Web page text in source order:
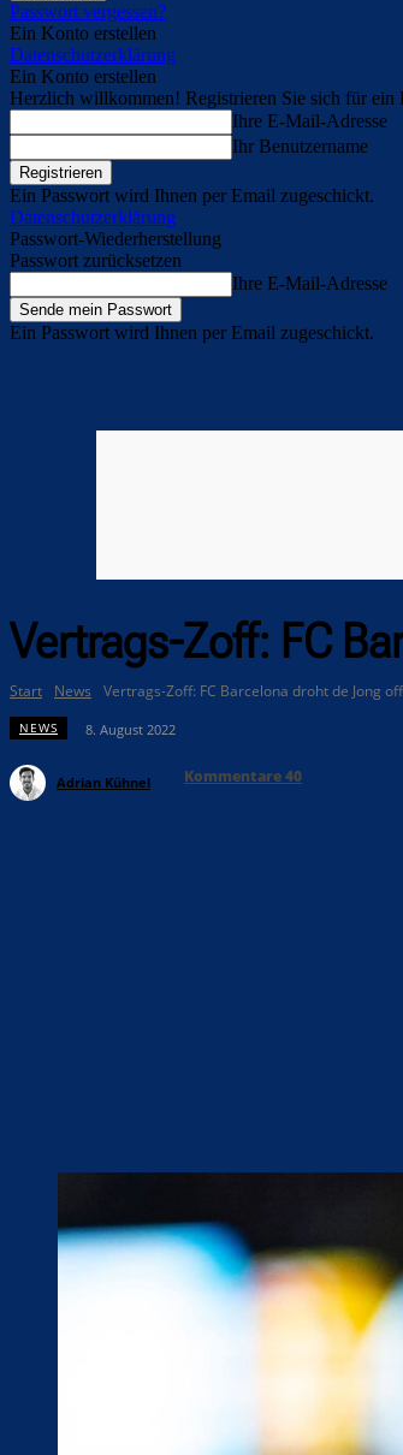
Passwort vergessen?
Ein Konto erstellen
Datenschutzerklärung
Ein Konto erstellen
Herzlich willkommen! Registrieren Sie sich für ein
Ihre E-Mail-Adresse
Ihr Benutzername
Ein Passwort wird Ihnen per Email zugeschickt.
Datenschutzerklärung
Passwort-Wiederherstellung
Passwort zurücksetzen
Ihre E-Mail-Adresse
Ein Passwort wird Ihnen per Email zugeschickt.
Vertrags-Zoff: FC
Start News Vertrags-Zoff: FC Barcelona droht de Jong
NEWS 8. August 2022
Adrian Kühnel Kommentare40